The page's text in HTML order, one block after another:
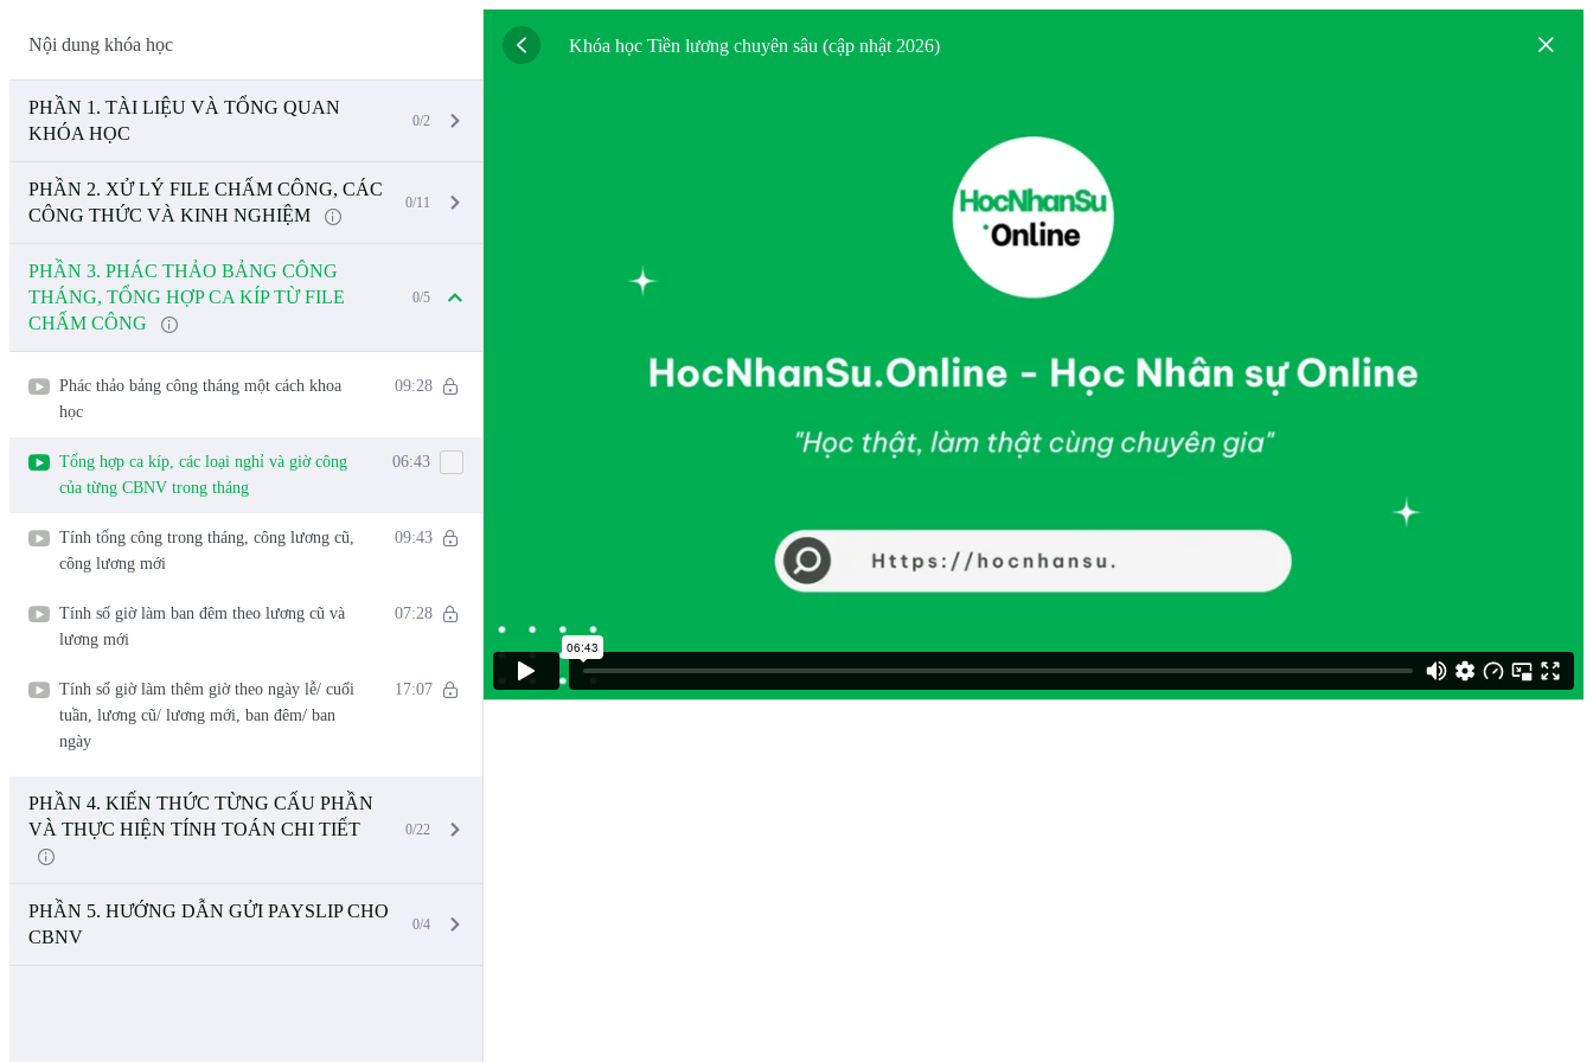
Nội dung khóa học
PHẦN 1. TÀI LIỆU VÀ TỔNG QUAN
KHÓA HỌC
0/2
PHẦN 2. XỬ LÝ FILE CHẤM CÔNG, CÁC
CÔNG THỨC VÀ KINH NGHIỆM
0/11
PHẦN 3. PHÁC THẢO BẢNG CÔNG
THÁNG, TỔNG HỢP CA KÍP TỪ FILE
CHẤM CÔNG
0/5
Phác thảo bảng công tháng một cách khoa
học
09:28
Tổng hợp ca kíp, các loại nghỉ và giờ công
của từng CBNV trong tháng
06:43
Tính tổng công trong tháng, công lương cũ,
công lương mới
09:43
Tính số giờ làm ban đêm theo lương cũ và
lương mới
07:28
Tính số giờ làm thêm giờ theo ngày lễ/ cuối
tuần, lương cũ/ lương mới, ban đêm/ ban
ngày
17:07
PHẦN 4. KIẾN THỨC TỪNG CẤU PHẦN
VÀ THỰC HIỆN TÍNH TOÁN CHI TIẾT
0/22
PHẦN 5. HƯỚNG DẪN GỬI PAYSLIP CHO
CBNV
0/4
Khóa học Tiền lương chuyên sâu (cập nhật 2026)